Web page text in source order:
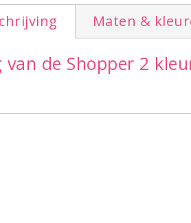
Maten &
van de Shopper 2